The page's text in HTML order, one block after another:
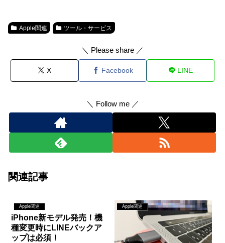
Apple関連 ツール・サービス
＼ Please share ／
X Facebook LINE
＼ Follow me ／
関連記事
Apple関連
iPhone新モデル発売！機
種変更時にLINEバックア
ップは必須！
Apple関連